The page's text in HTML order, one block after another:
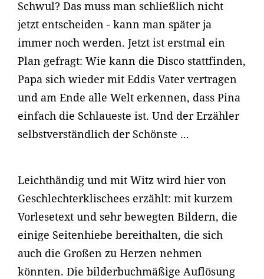
Schwul? Das muss man schließlich nicht
jetzt entscheiden - kann man später ja
immer noch werden. Jetzt ist erstmal ein
Plan gefragt: Wie kann die Disco stattfinden,
Papa sich wieder mit Eddis Vater vertragen
und am Ende alle Welt erkennen, dass Pina
einfach die Schlaueste ist. Und der Erzähler
selbstverständlich der Schönste ...
Leichthändig und mit Witz wird hier von
Geschlechterklischees erzählt: mit kurzem
Vorlesetext und sehr bewegten Bildern, die
einige Seitenhiebe bereithalten, die sich
auch die Großen zu Herzen nehmen
könnten. Die bilderbuchmäßige Auflösung